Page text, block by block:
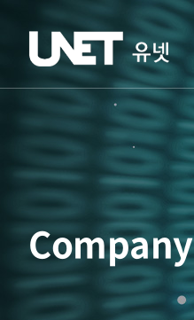
Company